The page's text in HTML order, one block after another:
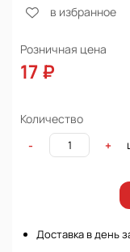
в избранное
Розничная цена
17 ₽
Количество
-
+
Доставка в день